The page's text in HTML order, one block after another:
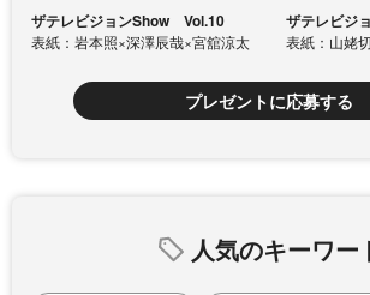
ザテレビジョンShow Vol.10
表紙：岩本照×深澤辰哉×宮舘涼太
ザテレビジ
表紙：山姥
プレゼントに応募する
人気のキーワー